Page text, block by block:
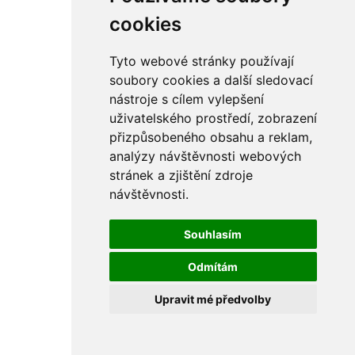
cookies
Tyto webové stránky používají
soubory cookies a další sledovací
nástroje s cílem vylepšení
uživatelského prostředí, zobrazení
přizpůsobeného obsahu a reklam,
analýzy návštěvnosti webových
stránek a zjištění zdroje
návštěvnosti.
Souhlasím
Odmítám
Upravit mé předvolby
řetězy
ostatní části
sekundární
sání
sedla
spojovací materiál
matice
podložky
pojistné kroužky
šrouby
výbava
výfuky a kolena
bowdeny a lanka
filtry
gufera